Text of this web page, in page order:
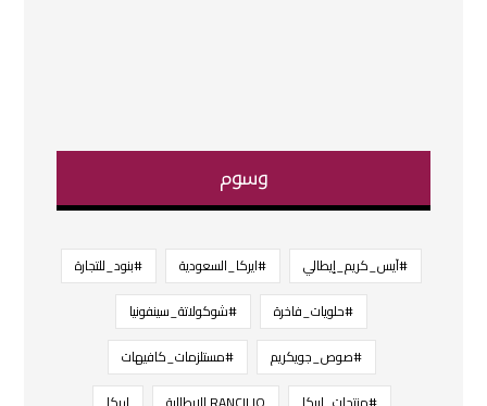
وسوم
#آيس_كريم_إيطالي #ايركا_السعودية
#بنود_للتجارة
#حلويات_فاخرة
#شوكولاتة_سينفونيا
#صوص_جويكريم
#مستلزمات_كافيهات